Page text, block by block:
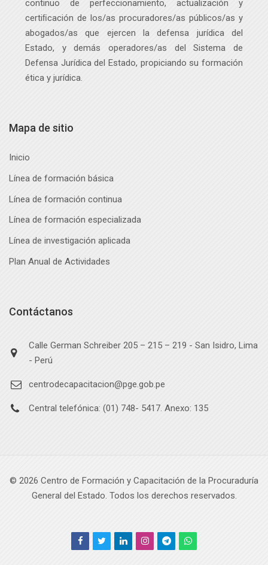
continuo de perfeccionamiento, actualización y
certiﬁcación de los/as procuradores/as públicos/as y
abogados/as que ejercen la defensa jurídica del
Estado, y demás operadores/as del Sistema de
Defensa Jurídica del Estado, propiciando su formación
ética y jurídica.
Mapa de sitio
Inicio
Línea de formación básica
Línea de formación continua
Línea de formación especializada
Línea de investigación aplicada
Plan Anual de Actividades
Contáctanos
Calle German Schreiber 205 – 215 – 219 - San Isidro, Lima
- Perú
centrodecapacitacion@pge.gob.pe
Central telefónica: (01) 748- 5417. Anexo: 135
© 2026 Centro de Formación y Capacitación de la Procuraduría
General del Estado. Todos los derechos reservados.